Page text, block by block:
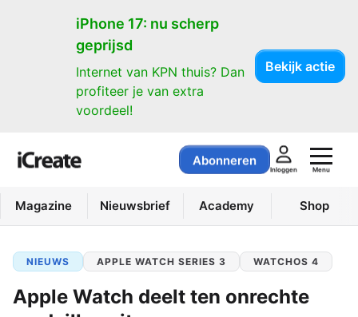
iPhone 17: nu scherp
geprijsd
Internet van KPN thuis? Dan
profiteer je van extra
voordeel!
Bekijk actie
Abonneren
Inloggen Menu
Magazine Nieuwsbrief Academy Shop
NIEUWS APPLE WATCH SERIES 3 WATCHOS 4
Apple Watch deelt ten onrechte